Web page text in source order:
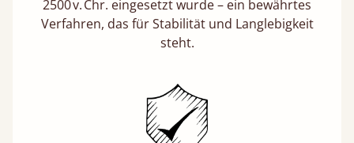
2500 v. Chr. eingesetzt wurde – ein bewährtes
Verfahren, das für Stabilität und Langlebigkeit
steht.